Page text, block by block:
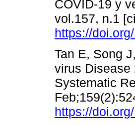
COVID-19 y
vol.157, n.1
https://
Tan E, Song
virus Disease
Systematic
https://